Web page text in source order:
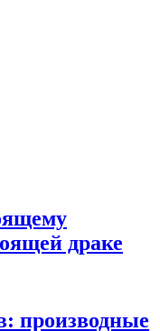
драке
производные